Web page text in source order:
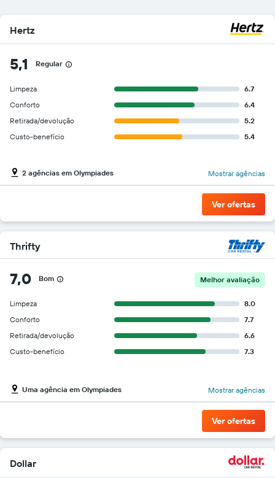
Hertz
5,1 Regular
Limpeza
6.7
Conforto
6.4
Retirada/devolução
5.2
Custo-benefício
5.4
2 agências em Olympiades Mostrar agências
Ver ofertas
Thrifty
7,0 Bom Melhor avaliação
Limpeza
8.0
Conforto
7.7
Retirada/devolução
6.6
Custo-benefício
7.3
Uma agência em Olympiades Mostrar agências
Ver ofertas
Dollar